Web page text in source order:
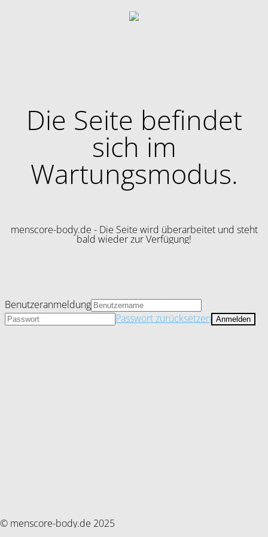
Die Seite befindet
sich im
Wartungsmodus.
menscore-body.de - Die Seite wird überarbeitet und steht
bald wieder zur Verfügung!
© menscore-body.de 2025
Benutzeranmeldung
Passwort zurücksetzen